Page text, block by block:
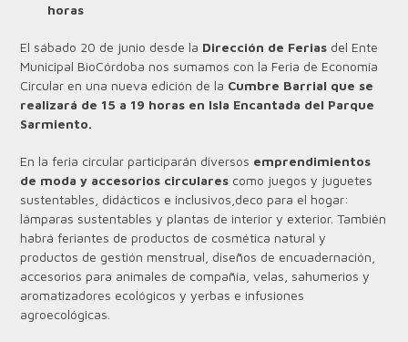
horas
El sábado 20 de junio desde la Dirección de Ferias del Ente
Municipal BioCórdoba nos sumamos con la Feria de Economía
Circular en una nueva edición de la Cumbre Barrial que se
realizará de 15 a 19 horas en Isla Encantada del Parque
Sarmiento.
En la feria circular participarán diversos emprendimientos
de moda y accesorios circulares como juegos y juguetes
sustentables, didácticos e inclusivos,deco para el hogar:
lámparas sustentables y plantas de interior y exterior. También
habrá feriantes de productos de cosmética natural y
productos de gestión menstrual, diseños de encuadernación,
accesorios para animales de compañía, velas, sahumerios y
aromatizadores ecológicos y yerbas e infusiones
agroecológicas.